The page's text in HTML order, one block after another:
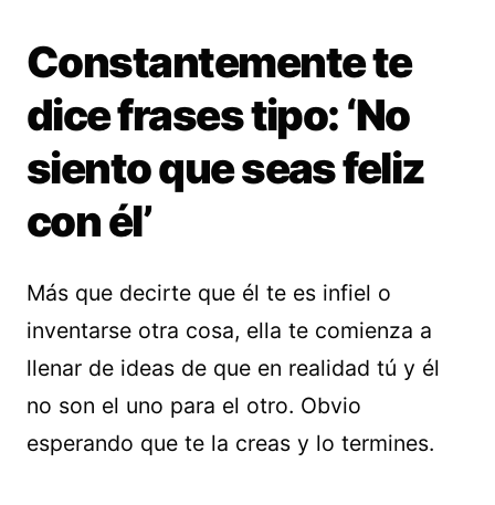
Constantemente te
dice frases tipo: ‘No
siento que seas feliz
con él’
Más que decirte que él te es infiel o
inventarse otra cosa, ella te comienza a
llenar de ideas de que en realidad tú y él
no son el uno para el otro. Obvio
esperando que te la creas y lo termines.